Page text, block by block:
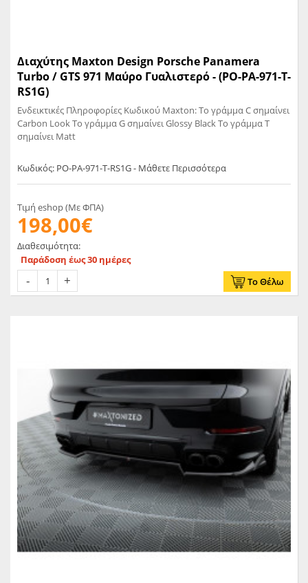
Διαχύτης Maxton Design Porsche Panamera
Turbo / GTS 971 Μαύρο Γυαλιστερό - (PO-PA-971-T-
RS1G)
Ενδεικτικές Πληροφορίες Κωδικού Maxton: Το γράμμα C σημαίνει
Carbon Look Το γράμμα G σημαίνει Glossy Black Το γράμμα T
σημαίνει Matt
Κωδικός: PO-PA-971-T-RS1G - Μάθετε Περισσότερα
Τιμή eshop (Με ΦΠΑ)
198,00€
Διαθεσιμότητα:
Παράδοση έως 30 ημέρες
Το Θέλω